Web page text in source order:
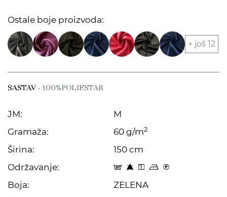
Ostale boje proizvoda:
+ još 12
SASTAV- 100%POLIESTAR
JM:
M
Gramaža:
60 g/m2
Širina:
150 cm
Održavanje:
s 8 y o C
Boja:
ZELENA